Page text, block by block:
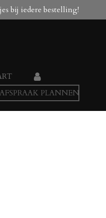
bij iedere bestelling!
PLANNEN